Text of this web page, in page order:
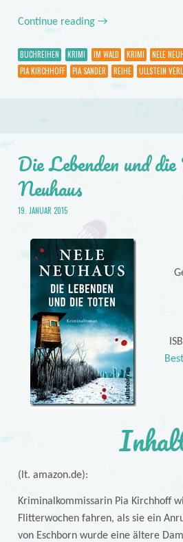
Continue reading →
BUCHREIHEN KRIMI IM WALD KRIMI NELE
PIA KIRCHHOFF
PIA SANDER REIHE ULLSTEIN
Die Lebenden und
Neuhaus
19. JANUAR 2015
(lt. amazon.de):
Kriminalkommissarin Pia Kirchhoff
Flitterwochen fahren, als sie ein
von Eschborn wurde eine ältere